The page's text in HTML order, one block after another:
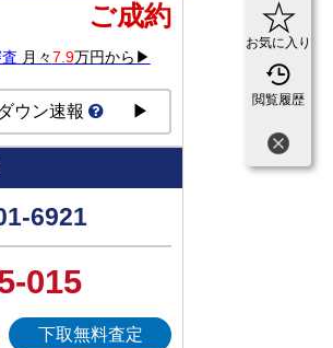
お気に入り
閲覧履歴
ご成約
月々7.9万円から▶
ウン速報 ▶
6921
015
下取無料査定